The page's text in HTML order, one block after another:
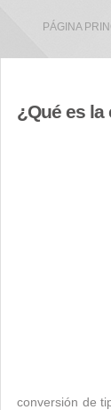
PÁGINA
¿Qué es la
conversión de